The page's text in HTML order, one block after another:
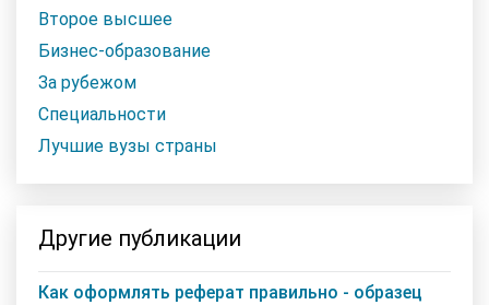
Второе высшее
Бизнес-образование
За рубежом
Специальности
Лучшие вузы страны
Другие публикации
Как оформлять реферат правильно - образец